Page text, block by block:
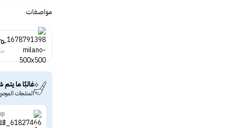
مواصفات
غالبًا ما يتم
المنتجات